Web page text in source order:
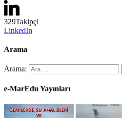
329Takipçi
LinkedIn
Arama
Arama:
e-MarEdu Yayınları